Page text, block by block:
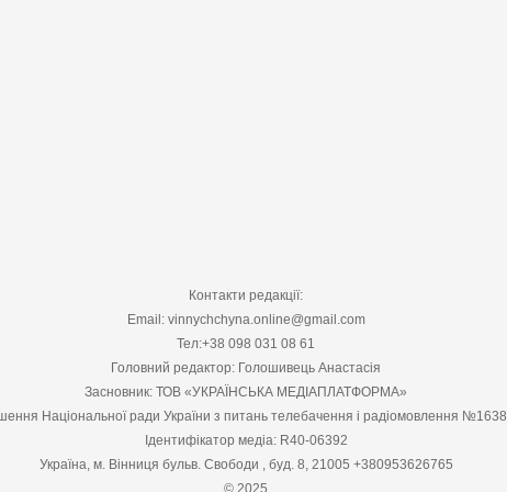
Контакти редакції:
Email: vinnychchyna.online@gmail.com
Тел:+38 098 031 08 61
Головний редактор: Голошивець Анастасія
Засновник: ТОВ «УКРАЇНСЬКА МЕДІАПЛАТФОРМА»
Національної ради України з питань телебачення і радіомовлення №1638
Ідентифікатор медіа: R40-06392
Україна, м. Вінниця бульв. Свободи , буд. 8, 21005 +380953626765